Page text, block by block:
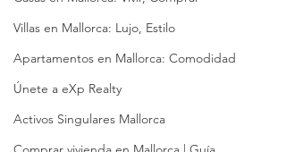
Villas en Mallorca: Lujo, Estilo
Apartamentos en Mallorca: Comodidad
Únete a eXp Realty
Activos Singulares Mallorca